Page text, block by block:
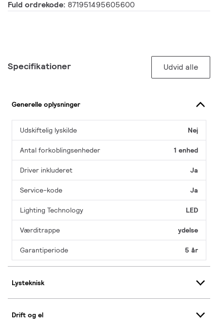
Fuld ordrekode: 871951495605600
Specifikationer Udvid alle
Generelle oplysninger
Udskiftelig lyskilde Nej
Antal forkoblingsenheder 1 enhed
Driver inkluderet Ja
Service-kode Ja
Lighting Technology LED
Værditrappe ydelse
Garantiperiode 5 år
Lysteknisk
Drift og el